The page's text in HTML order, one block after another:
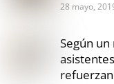
28 mayo,
Según